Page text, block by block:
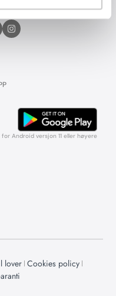
for Android versjon 11 eller høyere
lover Cookies policy